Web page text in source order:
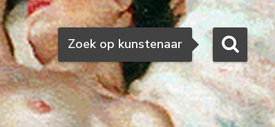
Zoeken
Zoek op kunstenaar